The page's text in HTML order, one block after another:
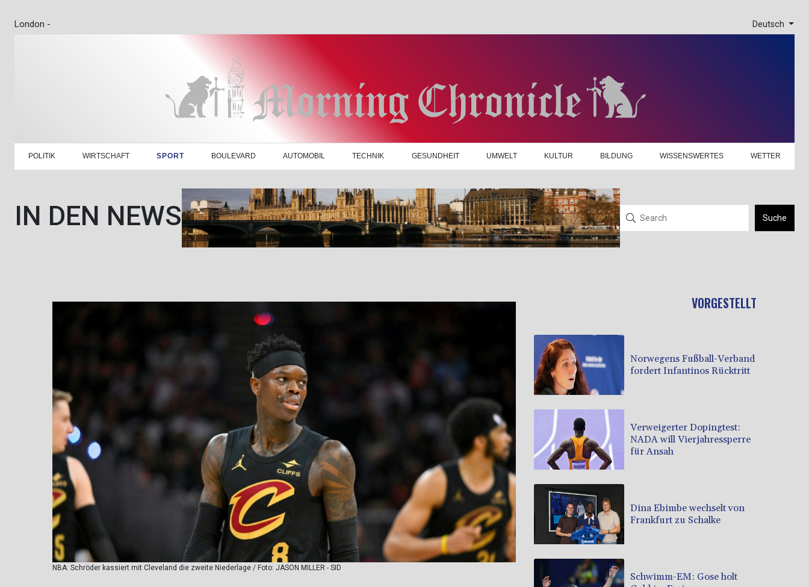
London - Deutsch
POLITIK WIRTSCHAFT SPORT BOULEVARD AUTOMOBIL TECHNIK GESUNDHEIT UMWELT KULTUR BILDUNG WISSENSWERTES WETTER
IN DEN NEWS Suche
NBA: Schröder kassiert mit Cleveland die zweite Niederlage / Foto: JASON MILLER - SID
VORGESTELLT
Norwegens Fußball-Verband
fordert Infantinos Rücktritt
Verweigerter Dopingtest:
NADA will Vierjahressperre
für Ansah
Dina Ebimbe wechselt von
Frankfurt zu Schalke
Schwimm-EM: Gose holt